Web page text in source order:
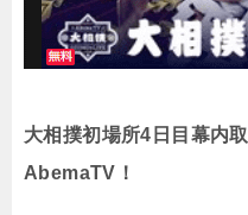
大相撲初場所4日目幕内
AbemaTV！